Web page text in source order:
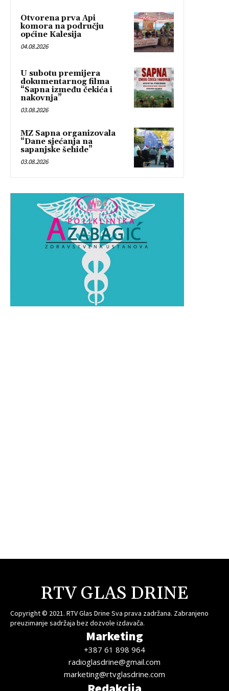
Otvorena prva Api
komora na području
općine Kalesija
04.08.2026
U subotu premijera
dokumentarnog filma
“Sapna između čekića i
nakovnja”
03.08.2026
MZ Sapna organizovala
“Dane sjećanja na
sapanjske šehide”
03.08.2026
RTV GLAS DRINE
Copyright © 2021. RTV Glas Drine Sva prava zadržana. Zabranjeno
preuzimanje sadržaja bez dozvole izdavača.
Marketing
+387 61 898 964
radioglasdrine@gmail.com
marketing@rtvglasdrine.com